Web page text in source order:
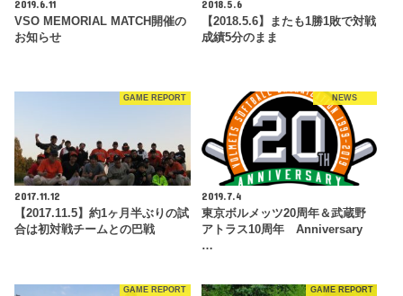
2019.6.11
VSO MEMORIAL MATCH開催の
お知らせ
2018.5.6
【2018.5.6】またも1勝1敗で対戦
成績5分のまま
GAME REPORT
2017.11.12
【2017.11.5】約1ヶ月半ぶりの試
合は初対戦チームとの巴戦
NEWS
2019.7.4
東京ボルメッツ20周年＆武蔵野
アトラス10周年 Anniversary
…
GAME REPORT GAME REPORT